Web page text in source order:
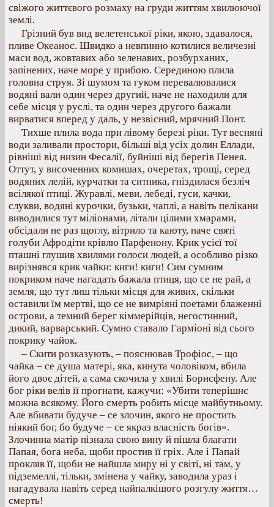
свіжого життєвого розмаху на груди життям хвилюючої
землі.
Грізний був вид велетенської ріки, якою, здавалося,
пливе Океанос. Швидко а невпинно котилися величезні
маси вод, жовтавих або зеленавих, розбурханих,
запінених, наче море у прибою. Серединою плила
головна струя. Зі шумом та гуком перевалювалися
водяні вали один через другий, наче не находили для
себе місця у руслі, та один через другого бажали
вирватися вперед у даль, у незвісний, мрячний Понт.
Тихше плила вода при лівому березі ріки. Тут весняні
води заливали простори, більші від усіх долин Еллади,
рівніші від низин Фесалії, буйніші від берегів Пенея.
Оттут, у височенних комишах, очеретах, трощі, серед
водяних лелій, курчатки та ситника, гніздилася безліч
всілякої птиці. Журавлі, меви, лебеді, гуси, качки,
слукви, водяні курочки, бузьки, чаплі, а навіть пелікани
виводилися тут міліонами, літали цілими хмарами,
обсідали не раз щоглу, вітрило та каюту, наче святі
голуби Афродіти крівлю Парфенону. Крик усієї тої
пташні глушив хвилями голоси людей, а особливо різко
вирізнявся крик чайки: киги! киги! Сим сумним
покриком наче нагадать бажала птиця, що се не рай, а
земля, що тут лиш тільки місця для живих, скільки
оставили їм мертві, що се не вимріяні поетами блаженні
острови, а темний берег кіммерійців, негостинний,
дикий, варварський. Сумно ставало Гарміоні від сього
покрику чайок.
– Скити розказують, – пояснював Трофіос, – що
чайка – се душа матері, яка, кинута чоловіком, вбила
його двоє дітей, а сама скочила у хвилі Борисфену. Але
бог ріки велів її прогнати, кажучи: «Убити теперішнє
можна всякому. Його смерть робить місце майбутньому.
Але вбивати будуче – се злочин, якого не простить
ніякий бог, бо будуче – се якраз власність богів».
Злочинна матір пізнала свою вину й пішла благати
Папая, бога неба, щоби простив її гріх. Але і Папай
прокляв її, щоби не найшла миру ні у світі, ні там, у
підземеллі, тільки, змінена у чайку, заводила ураз і
нагадувала навіть серед найпалкішого розгулу життя…
смерть!